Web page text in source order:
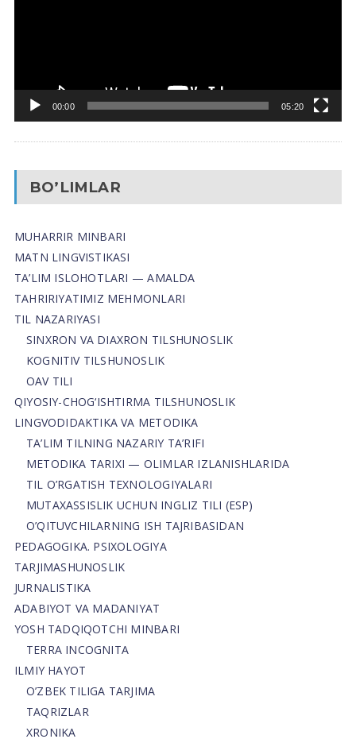
00:00 05:20
BO’LIMLAR
MUHARRIR MINBARI
MATN LINGVISTIKASI
TA’LIM ISLOHOTLARI — AMALDA
TAHRIRIYATIMIZ MEHMONLARI
TIL NAZARIYASI
SINXRON VA DIAXRON TILSHUNOSLIK
KOGNITIV TILSHUNOSLIK
OAV TILI
QIYOSIY-CHOG‘ISHTIRMA TILSHUNOSLIK
LINGVODIDAKTIKA VA METODIKA
TA’LIM TILNING NAZARIY TA’RIFI
METODIKA TARIXI — OLIMLAR IZLANISHLARIDA
TIL O’RGATISH TEXNOLOGIYALARI
MUTAXASSISLIK UCHUN INGLIZ TILI (ESP)
O’QITUVCHILARNING ISH TAJRIBASIDAN
PEDAGOGIKA. PSIXOLOGIYA
TARJIMASHUNOSLIK
JURNALISTIKA
ADABIYOT VA MADANIYAT
YOSH TADQIQOTCHI MINBARI
TERRA INCOGNITA
ILMIY HAYOT
O’ZBEK TILIGA TARJIMA
TAQRIZLAR
XRONIKA